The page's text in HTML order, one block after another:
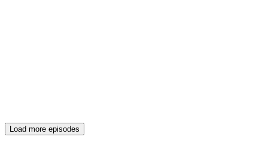
Load more episodes